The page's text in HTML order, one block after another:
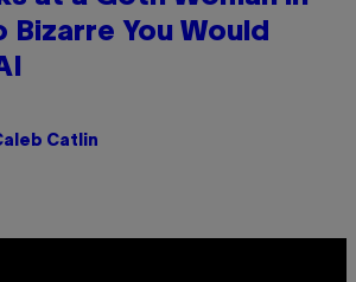
Bizarre You Would
Catlin